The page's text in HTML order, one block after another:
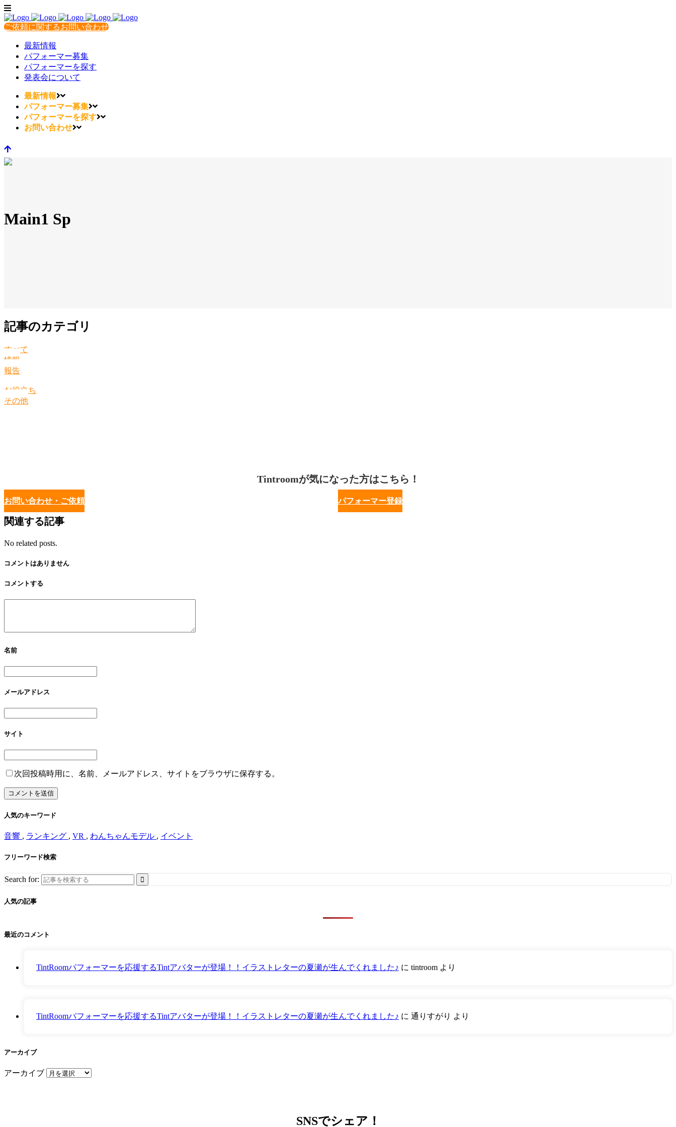
ご依頼に関するお問い合わせ
最新情報
パフォーマー募集
パフォーマーを探す
発表会について
最新情報
パフォーマー募集
パフォーマーを探す
お問い合わせ
Main1 Sp
記事のカテゴリ
すべて
情報
報告
お役立ち
その他
Tintroomが気になった方はこちら！
お問い合わせ・ご依頼 パフォーマー登録
関連する記事
No related posts.
コメントはありません
コメントする
名前
メールアドレス
サイト
次回投稿時用に、名前、メールアドレス、サイトをブラウザに保存する。
人気のキーワード
音響 , ランキング , VR , わんちゃんモデル , イベント
フリーワード検索
Search for:
人気の記事
最近のコメント
TintRoomパフォーマーを応援するTintアバターが登場！！イラストレターの夏瀬が生んでくれました♪ に tintroom より
TintRoomパフォーマーを応援するTintアバターが登場！！イラストレターの夏瀬が生んでくれました♪ に 通りすがり より
アーカイブ
アーカイブ
SNSでシェア！